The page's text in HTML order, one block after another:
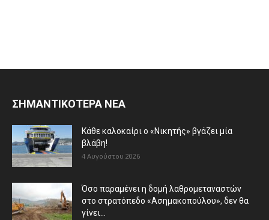
ΣΗΜΑΝΤΙΚΟΤΕΡΑ ΝΕΑ
Κάθε καλοκαίρι ο «Νικητής» βγάζει μία
βλάβη!
4 Αυγούστου 2026
Όσο παραμένει η δομή λαθρομεταναστών
στο στρατόπεδο «Ασημακοπούλου», δεν θα
γίνει...